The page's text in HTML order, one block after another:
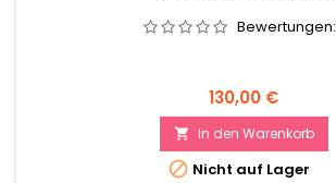
Bewertungen:
Preis
130,00 €
 In den Warenkorb
 Nicht auf Lager